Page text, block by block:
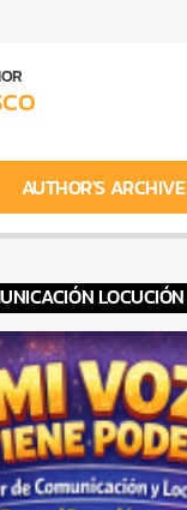
AUTHOR'S ARCHIVE
LOCUCIÓN